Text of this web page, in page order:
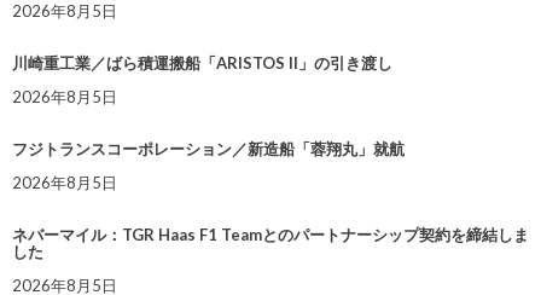
2026年8月5日
川崎重工業／ばら積運搬船「ARISTOS II」の引き渡し
2026年8月5日
フジトランスコーポレーション／新造船「蓉翔丸」就航
2026年8月5日
ネバーマイル：TGR Haas F1 Teamとのパートナーシップ契約を締結しま
した
2026年8月5日